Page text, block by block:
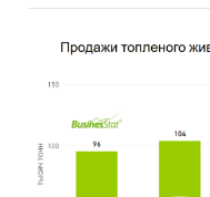
промышленность